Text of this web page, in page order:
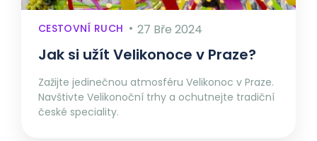
CESTOVNÍ RUCH 27 Bře 2024
Jak si užít Velikonoce v Praze?
Zažijte jedinečnou atmosféru Velikonoc v Praze.
Navštivte Velikonoční trhy a ochutnejte tradiční
české speciality.